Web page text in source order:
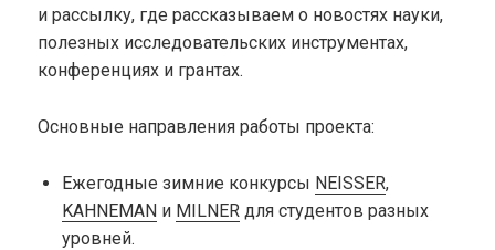
и рассылку, где рассказываем о новостях науки,
полезных исследовательских инструментах,
конференциях и грантах.
Основные направления работы проекта:
Ежегодные зимние конкурсы NEISSER,
KAHNEMANи MILNER для студентов разных
уровней.